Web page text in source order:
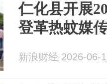
仁化县开展
登革热蚊媒
新浪财经 2026-06-